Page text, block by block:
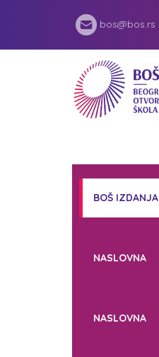
bos@bos.rs
BOŠ IZDANJA
NASLOVNA
NASLOVNA